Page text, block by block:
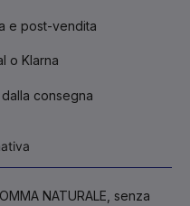
e post-vendita
o Klarna
consegna
NATURALE, senza